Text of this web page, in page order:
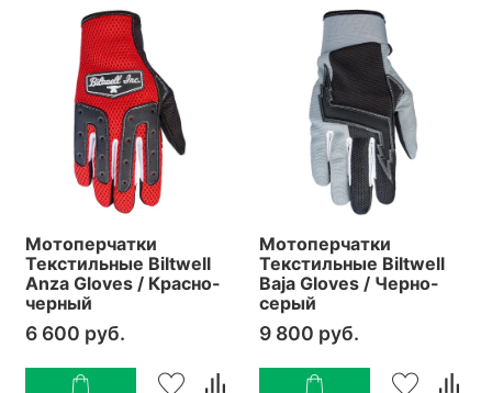
Мотоперчатки
Текстильные Biltwell
Anza Gloves / Красно-
черный
6 600 руб.
Мотоперчатки
Текстильные Biltwell
Baja Gloves / Черно-
серый
9 800 руб.